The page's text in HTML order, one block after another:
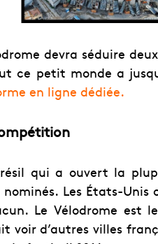
devra séduire
ce petit monde a
en ligne dédiée.
qui a ouvert la
nominés. Les États-­
Le Vélodrome est
voir d’autres villes